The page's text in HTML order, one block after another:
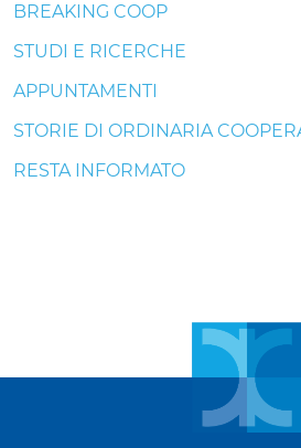
BREAKING COOP
STUDI E RICERCHE
APPUNTAMENTI
STORIE DI ORDINARIA
RESTA INFORMATO